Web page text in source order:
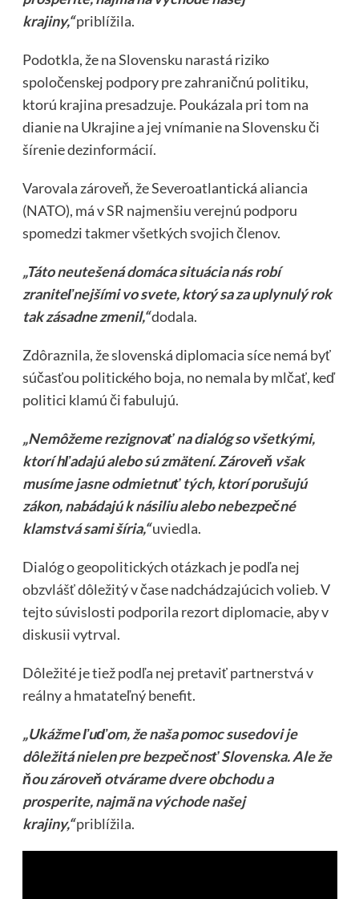
krajiny,“priblížila.
Podotkla, že na Slovensku narastá riziko
spoločenskej podpory pre zahraničnú politiku,
ktorú krajina presadzuje. Poukázala pri tom na
dianie na Ukrajine a jej vnímanie na Slovensku či
šírenie dezinformácií.
Varovala zároveň, že Severoatlantická aliancia
(NATO), má v SR najmenšiu verejnú podporu
spomedzi takmer všetkých svojich členov.
„Táto neutešená domáca situácia nás robí
zraniteľnejšími vo svete, ktorý sa za uplynulý rok
tak zásadne zmenil,“dodala.
Zdôraznila, že slovenská diplomacia síce nemá byť
súčasťou politického boja, no nemala by mlčať, keď
politici klamú či fabulujú.
„Nemôžeme rezignovať na dialóg so všetkými,
ktorí hľadajú alebo sú zmätení. Zároveň však
musíme jasne odmietnuť tých, ktorí porušujú
zákon, nabádajú k násiliu alebo nebezpečné
klamstvá sami šíria,“uviedla.
Dialóg o geopolitických otázkach je podľa nej
obzvlášť dôležitý v čase nadchádzajúcich volieb. V
tejto súvislosti podporila rezort diplomacie, aby v
diskusii vytrval.
Dôležité je tiež podľa nej pretaviť partnerstvá v
reálny a hmatateľný benefit.
„Ukážme ľuďom, že naša pomoc susedovi je
dôležitá nielen pre bezpečnosť Slovenska. Ale že
ňou zároveň otvárame dvere obchodu a
prosperite, najmä na východe našej
krajiny,“priblížila.